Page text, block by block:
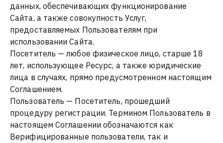
данных, обеспечивающих функционирование
Сайта, а также совокупность Услуг,
предоставляемых Пользователям при
использовании Сайта.
Посетитель — любое физическое лицо, старше 18
лет, использующее Ресурс, а также юридические
лица в случаях, прямо предусмотренном настоящим
Соглашением.
Пользователь — Посетитель, прошедший
процедуру регистрации. Термином Пользователь в
настоящем Соглашении обозначаются как
Верифицированные пользователи, так и